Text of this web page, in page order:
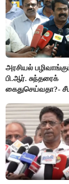
அரசியல்
பி.ஆர். சுந்தரைக்
கைதுசெய்வதா?-